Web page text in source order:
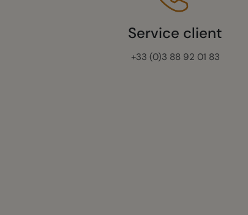
Service client
+33 (0)3 88 92 01 83